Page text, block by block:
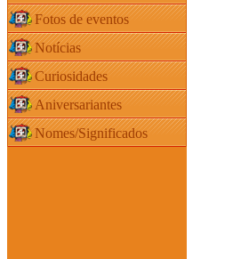
Fotos de eventos
Notícias
Curiosidades
Aniversariantes
Nomes/Significados